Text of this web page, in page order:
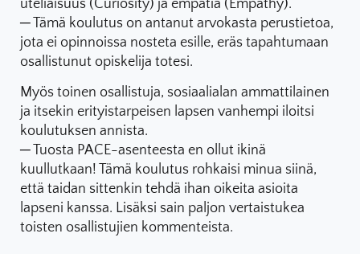
uteliaisuus (Curiosity) ja empatia (Empathy).
─ Tämä koulutus on antanut arvokasta perustietoa,
jota ei opinnoissa nosteta esille, eräs tapahtumaan
osallistunut opiskelija totesi.
Myös toinen osallistuja, sosiaalialan ammattilainen
ja itsekin erityistarpeisen lapsen vanhempi iloitsi
koulutuksen annista.
─ Tuosta PACE-asenteesta en ollut ikinä
kuullutkaan! Tämä koulutus rohkaisi minua siinä,
että taidan sittenkin tehdä ihan oikeita asioita
lapseni kanssa. Lisäksi sain paljon vertaistukea
toisten osallistujien kommenteista.